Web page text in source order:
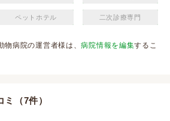
ペットホテル 二次診療専門
病院の運営者様は、病院情報を編集するこ
（7件）